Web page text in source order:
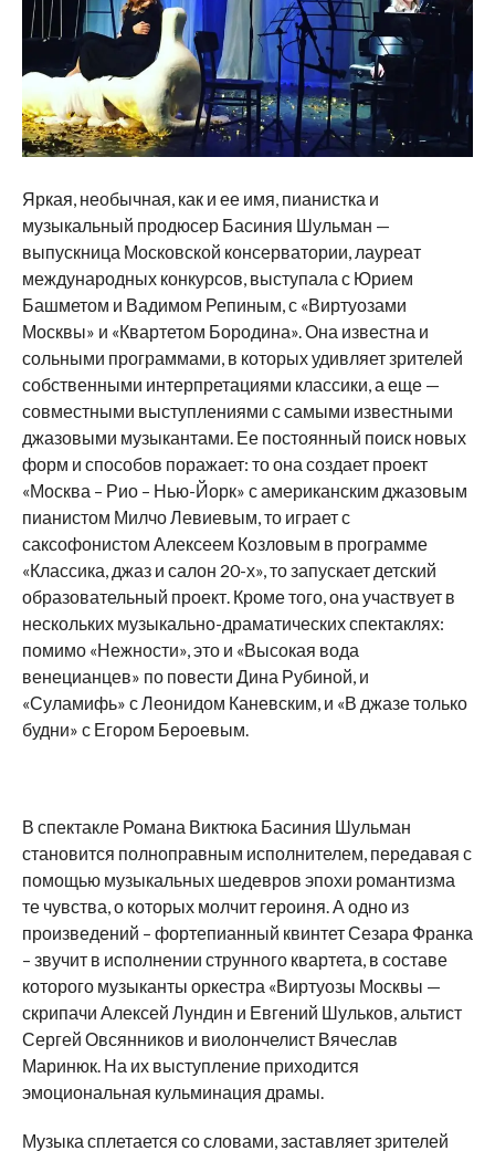
Яркая, необычная, как и ее имя, пианистка и
музыкальный продюсер Басиния Шульман —
выпускница Московской консерватории, лауреат
международных конкурсов, выступала с Юрием
Башметом и Вадимом Репиным, с «Виртуозами
Москвы» и «Квартетом Бородина». Она известна и
сольными программами, в которых удивляет зрителей
собственными интерпретациями классики, а еще —
совместными выступлениями с самыми известными
джазовыми музыкантами. Ее постоянный поиск новых
форм и способов поражает: то она создает проект
«Москва – Рио – Нью-Йорк» с американским джазовым
пианистом Милчо Левиевым, то играет с
саксофонистом Алексеем Козловым в программе
«Классика, джаз и салон 20-х», то запускает детский
образовательный проект. Кроме того, она участвует в
нескольких музыкально-драматических спектаклях:
помимо «Нежности», это и «Высокая вода
венецианцев» по повести Дина Рубиной, и
«Суламифь» с Леонидом Каневским, и «В джазе только
будни» с Егором Бероевым.
В спектакле Романа Виктюка Басиния Шульман
становится полноправным исполнителем, передавая с
помощью музыкальных шедевров эпохи романтизма
те чувства, о которых молчит героиня. А одно из
произведений – фортепианный квинтет Сезара Франка
– звучит в исполнении струнного квартета, в составе
которого музыканты оркестра «Виртуозы Москвы —
скрипачи Алексей Лундин и Евгений Шульков, альтист
Сергей Овсянников и виолончелист Вячеслав
Маринюк. На их выступление приходится
эмоциональная кульминация драмы.
Музыка сплетается со словами, заставляет зрителей